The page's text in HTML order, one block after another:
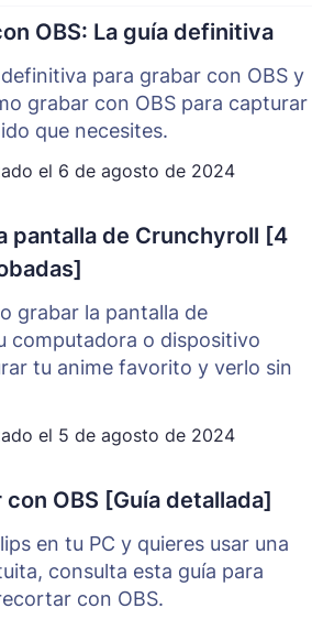
OBS: La guía definitiva
para grabar con OBS y
grabar con OBS para capturar
que necesites.
el 6 de agosto de 2024
pantalla de Crunchyroll [4
grabar la pantalla de
computadora o dispositivo
tu anime favorito y verlo sin
el 5 de agosto de 2024
OBS [Guía detallada]
en tu PC y quieres usar una
consulta esta guía para
con OBS.